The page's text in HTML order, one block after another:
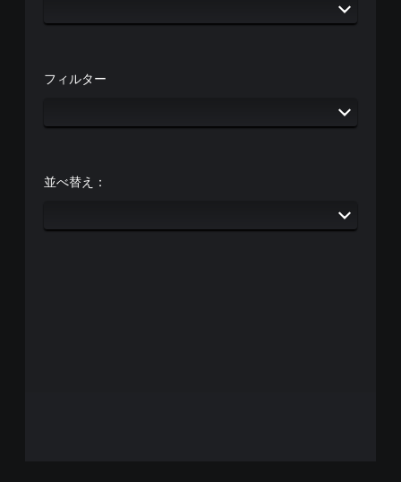
フィルター
並べ替え：